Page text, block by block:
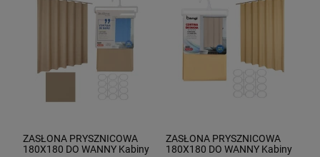
ZASŁONA PRYSZNICOWA
180X180 DO WANNY Kabiny
ZASŁONA PRYSZNICOWA
180X180 DO WANNY Kabiny